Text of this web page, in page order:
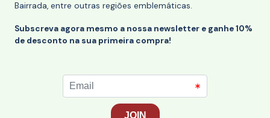
Bairrada, entre outras regiões emblemáticas.
Subscreva agora mesmo a nossa newsletter e ganhe 10%
de desconto na sua primeira compra!